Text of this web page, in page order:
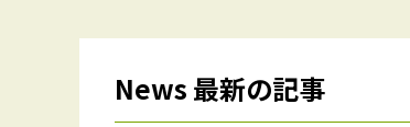
News 最新の記事